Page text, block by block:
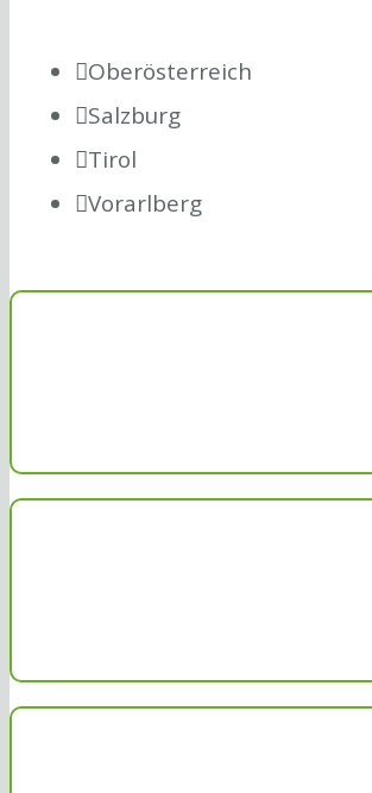
Oberösterreich
Salzburg
Tirol
Vorarlberg